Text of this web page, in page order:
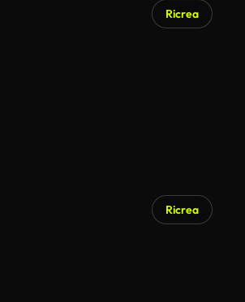
Ricrea
Ricrea